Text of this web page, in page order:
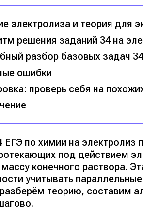
электролиза и теория для
решения заданий 34 на
разбор базовых задач 34
ошибки
проверь себя на
ЕГЭ по химии на электролиз
под действием
конечного раствора.
учитывать
теорию, составим